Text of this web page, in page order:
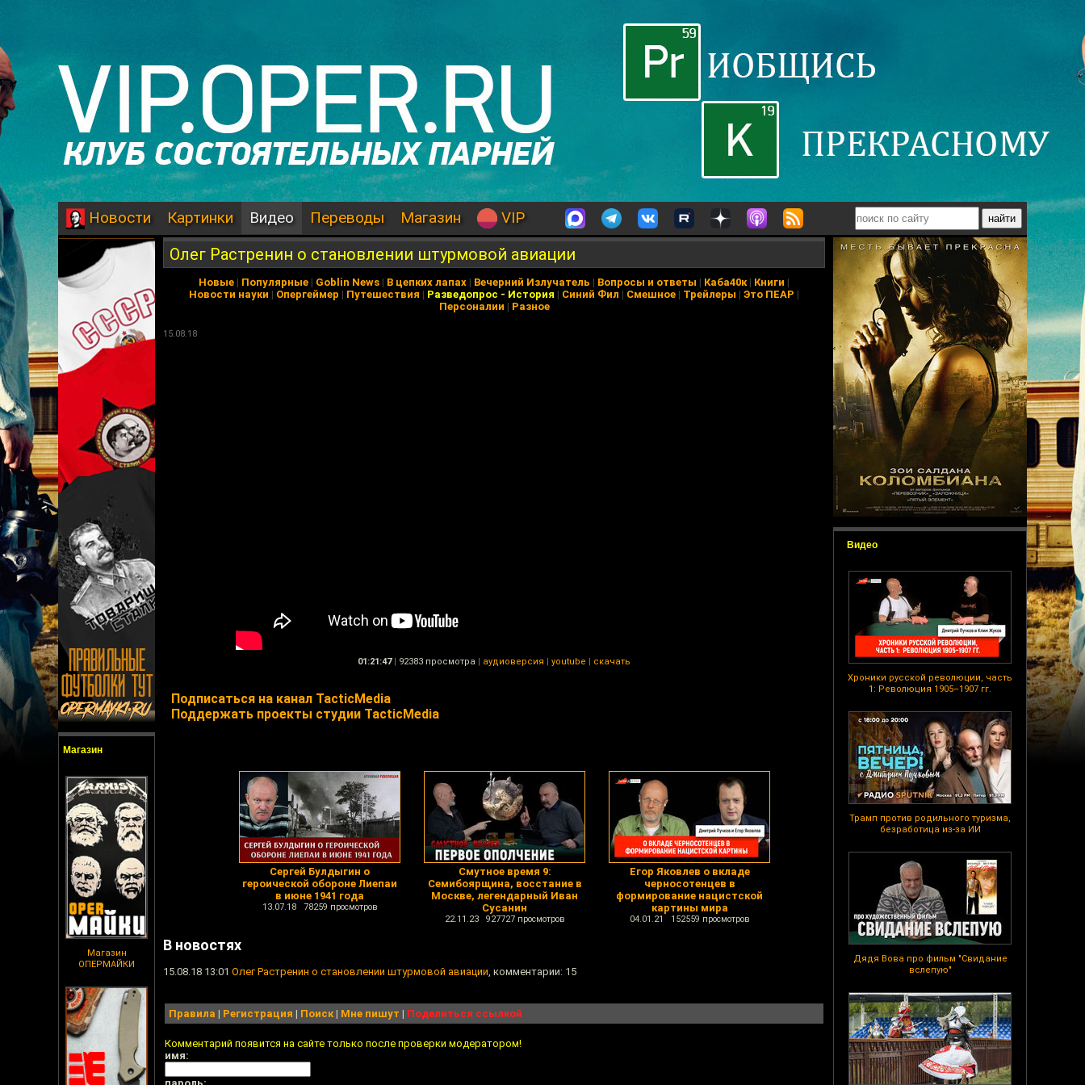
Новости Картинки Видео Переводы Магазин VIP
Магазин
Магазин
ОПЕРМАЙКИ
Видео
Хроники русской революции, часть
1: Революция 1905–1907 гг.
Трамп против родильного туризма,
безработица из-за ИИ
Дядя Вова про фильм "Свидание
вслепую"
Олег Растренин о становлении штурмовой авиации
Новые | Популярные | Goblin News | В цепких лапах | Вечерний Излучатель | Вопросы и ответы | Каба40к| Книги |
Новости науки | Опергеймер | Путешествия | Разведопрос - История | Синий Фил | Смешное | Трейлеры | Это ПЕАР |
Персоналии | Разное
15.08.18
01:21:47 | 92383 просмотра | аудиоверсия | youtube | скачать
Подписаться на канал TacticMedia
Поддержать проекты студии TacticMedia
Сергей Булдыгин о
героической обороне Лиепаи
в июне 1941 года
13.07.18 78259 просмотров
Смутное время 9:
Семибоярщина, восстание в
Москве, легендарный Иван
Сусанин
22.11.23 927727 просмотров
Егор Яковлев о вкладе
черносотенцев в
формирование нацистской
картины мира
04.01.21 152559 просмотров
В новостях
15.08.18 13:01 Олег Растренин о становлении штурмовой авиации, комментарии: 15
Правила | Регистрация | Поиск| Мне пишут | Поделиться ссылкой
Комментарий появится на сайте только после проверки модератором!
имя: